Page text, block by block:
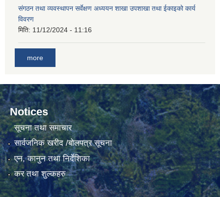
संगठन तथा व्यवस्थापन सर्वेक्षण अध्ययन शाखा उपशाखा तथा ईकाइको कार्य
विवरण
मिति: 11/12/2024 - 11:16
more
Notices
सूचना तथा समाचार
सार्वजनिक खरीद /बोलपत्र सूचना
एन, कानुन तथा निर्देशिका
कर तथा शुल्कहरु